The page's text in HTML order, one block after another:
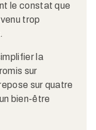
le constat que
trop
la
sur
sur quatre
bien-être